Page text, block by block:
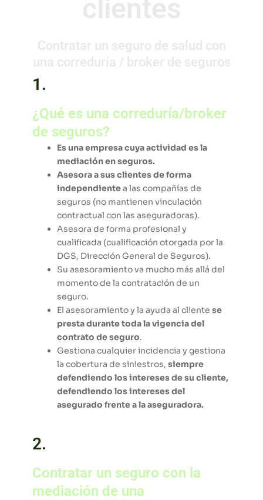
1.
¿Qué es una correduría/broker
de seguros?
Es una empresa cuya actividad es la
mediación en seguros.
Asesora a sus clientes de forma
independientea las compañías de
seguros (no mantienen vinculación
contractual con las aseguradoras).
Asesora de forma profesional y
cualificada (cualificación otorgada por la
DGS, Dirección General de Seguros).
Su asesoramiento va mucho más allá del
momento de la contratación de un
seguro.
El asesoramiento y la ayuda al cliente se
presta durante toda la vigencia del
contrato de seguro.
Gestiona cualquier incidencia y gestiona
la cobertura de siniestros, siempre
defendiendo los intereses de su cliente,
defendiendo los intereses del
asegurado frente a la aseguradora.
2.
Contratar un seguro con la
mediación de una